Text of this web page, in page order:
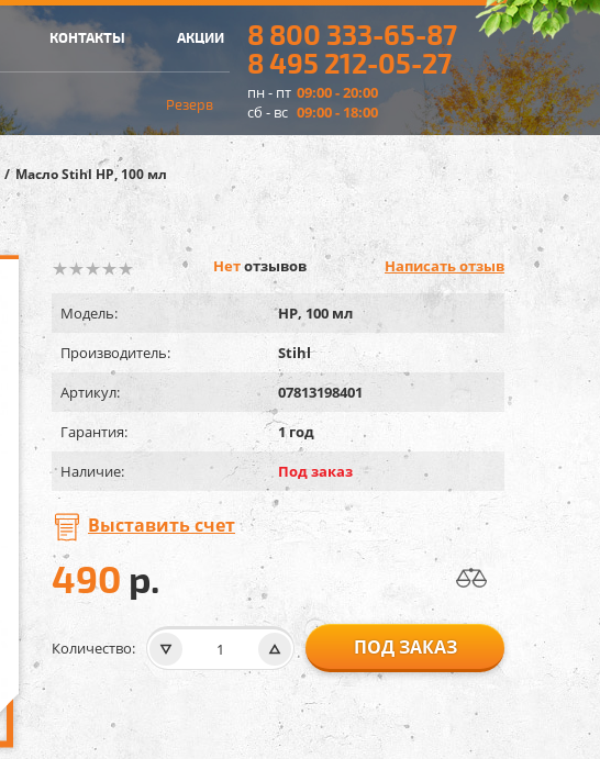
КОНТАКТЫ АКЦИИ
Резерв
8 800 333-65-87
8 495 212-05-27
пн - пт 09:00 - 20:00
сб - вс 09:00 - 18:00
Масло Stihl HP, 100 мл
Нетотзывов Написать отзыв
Модель:
HP, 100 мл
Производитель:
Stihl
Артикул:
07813198401
Гарантия:
1 год
Наличие:
Под заказ
Выставить счет
490 р.
Количество: ПОД ЗАКАЗ